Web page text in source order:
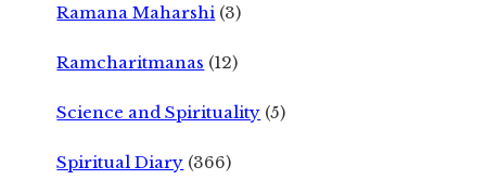
Ramana Maharshi (3)
Ramcharitmanas (12)
Science and Spirituality (5)
Spiritual Diary (366)